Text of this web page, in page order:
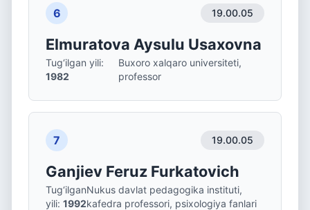
6 19.00.05
Elmuratova Aysulu Usaxovna
Tug‘ilgan yili:
1982
Buxoro xalqaro universiteti,
professor
7 19.00.05
Ganjiev Feruz Furkatovich
Tug‘ilgan
yili: 1992
Nukus davlat pedagogika instituti,
kafedra professori, psixologiya fanlari